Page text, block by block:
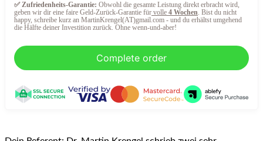
✅ Zufriedenheits-Garantie: Obwohl die gesamte Leistung direkt erbracht wird,
geben wir dir eine faire Geld-Zurück-Garantie für volle 4 Wochen. Bist du nicht
happy, schreibe kurz an MartinKrengel(AT)gmail.com - und du erhältst umgehend
die Hälfte deiner Investition zurück. Ohne wenn-und-aber!
Complete order